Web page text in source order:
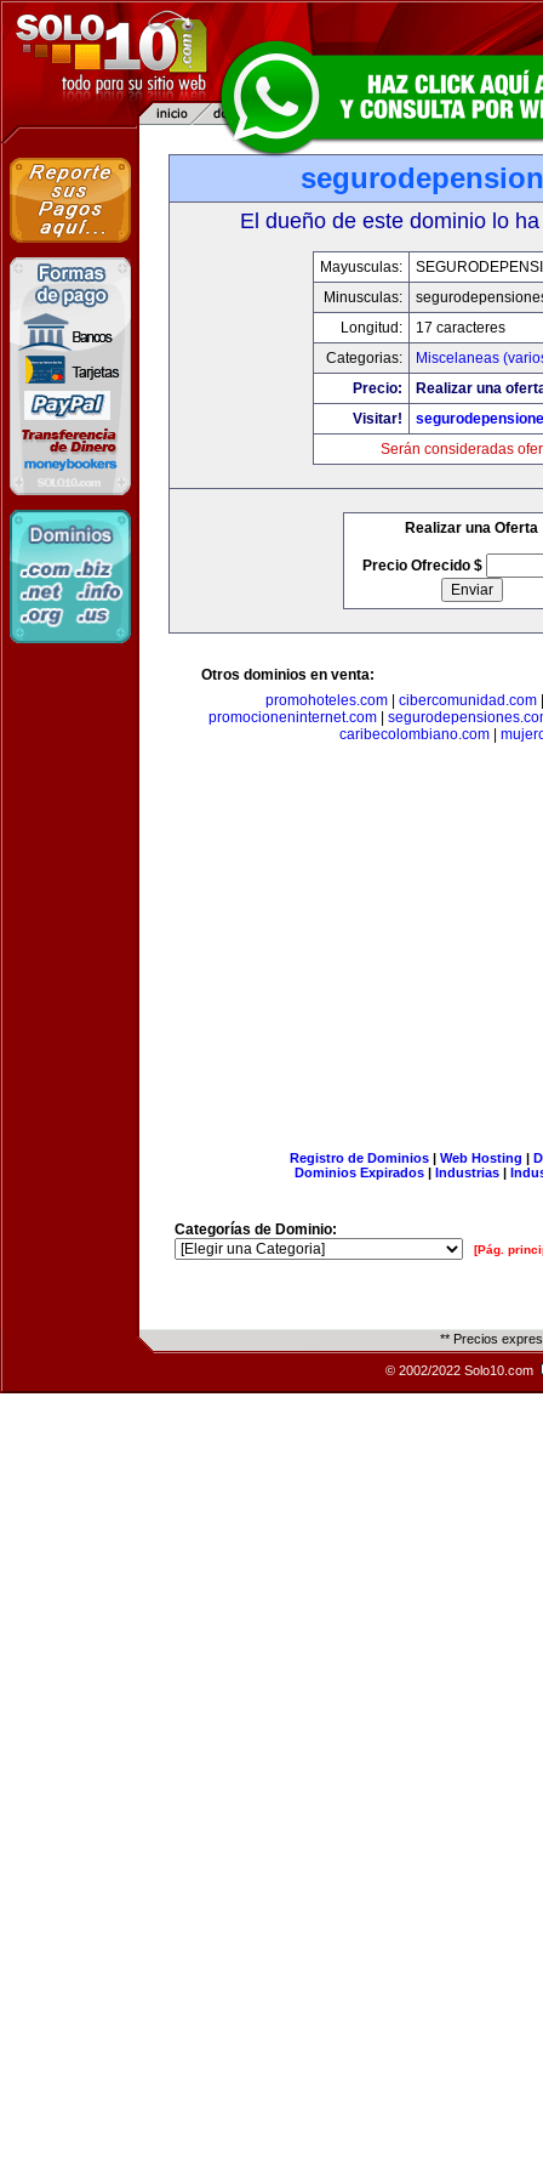
El dueño de este dominio lo
Mayusculas:
Minusculas:
Longitud:
17 caracteres
Categorias:
Miscelaneas
Precio:
Realizar una
Visitar!
Serán consideradas
Realizar una Oferta
Precio Ofrecido $
Otros dominios en venta:
promohoteles.com
cibercomunidad.com
promocioneninternet.com|
caribecolombiano.com|
Registro de Dominios| Web Hosting |
Dominios Expirados | Industrias |
Categorías de Dominio:
[Pág.
** Precios
© 2002/2022 Solo10.com